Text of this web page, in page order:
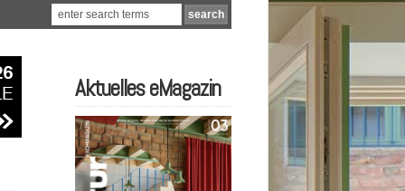
Aktuelles eMagazin